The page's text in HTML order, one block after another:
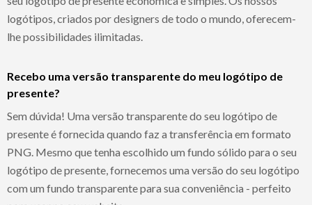
logótipos, criados por designers de todo o mundo, oferecem-
lhe possibilidades ilimitadas.
Recebo uma versão transparente do meu logótipo de
presente?
Sem dúvida! Uma versão transparente do seu logótipo de
presente é fornecida quando faz a transferência em formato
PNG. Mesmo que tenha escolhido um fundo sólido para o seu
logótipo de presente, fornecemos uma versão do seu logótipo
com um fundo transparente para sua conveniência - perfeito